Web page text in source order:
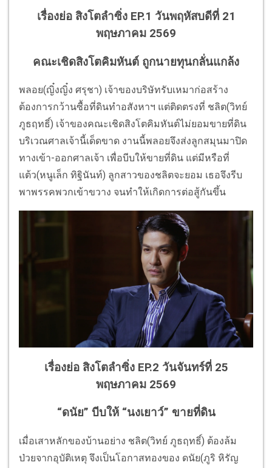
เรื่องย่อ สิงโตลำซิ่ง EP.1 วันพฤหัสบดีที่ 21
พฤษภาคม 2569
คณะเชิดสิงโตคิมหันต์ ถูกนายทุนกลั่นแกล้ง
พลอย(ญิ๋งญิ๋ง ศรุชา) เจ้าของบริษัทรับเหมาก่อสร้าง
ต้องการกว้านซื้อที่ดินทำอสังหาฯ แต่ติดตรงที่ ชลิต(วิทย์
ภูธฤทธิ์) เจ้าของคณะเชิดสิงโตคิมหันต์ไม่ยอมขายที่ดิน
บริเวณศาลเจ้านี้เด็ดขาด งานนี้พลอยจึงส่งลูกสมุนมาปิด
ทางเข้า-ออกศาลเจ้า เพื่อบีบให้ขายที่ดิน แต่มีหรือที่
แต้ว(หนูเล็ก ทิฐินันท์) ลูกสาวของชลิตจะยอม เธอจึงรีบ
พาพรรคพวกเข้าขวาง จนทำให้เกิดการต่อสู้กันขึ้น
เรื่องย่อ สิงโตลำซิ่ง EP.2 วันจันทร์ที่ 25
พฤษภาคม 2569
“ดนัย” บีบให้ “นงเยาว์” ขายที่ดิน
เมื่อเสาหลักของบ้านอย่าง ชลิต(วิทย์ ภูธฤทธิ์) ต้องล้ม
ป่วยจากอุบัติเหตุ จึงเป็นโอกาสทองของ ดนัย(ภูริ หิรัญ